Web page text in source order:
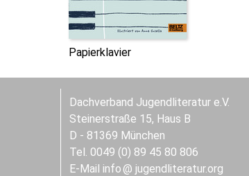
Papierklavier
Dachverband Jugendliteratur e.V.
Steinerstraße 15, Haus B
D - 81369 München
Tel. 0049 (0) 89 45 80 806
E-Mail info jugendliteratur.org